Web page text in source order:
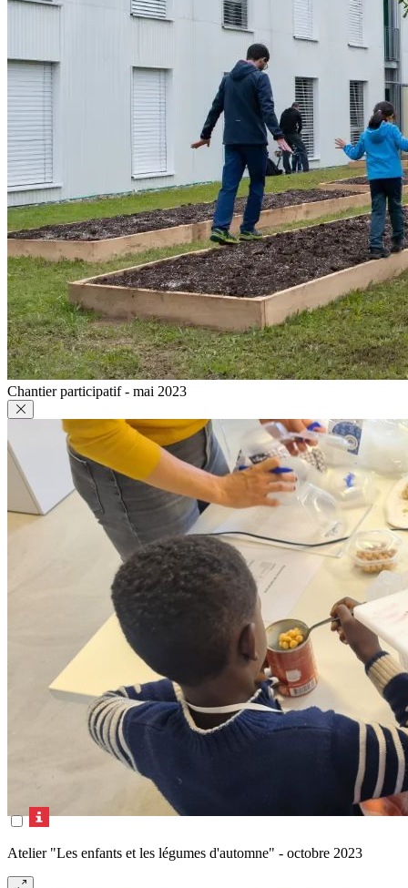
Chantier participatif - mai 2023
Atelier "Les enfants et les légumes d'automne" - octobre 2023